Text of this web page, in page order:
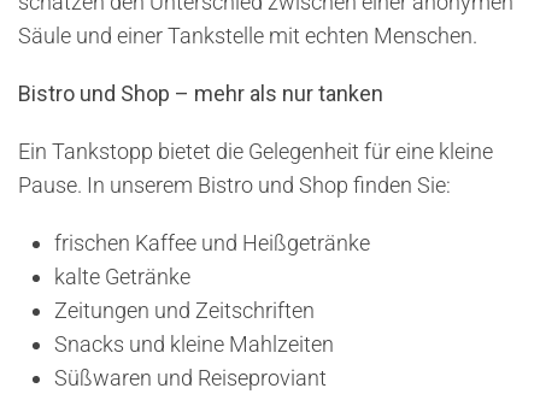
Säule und einer Tankstelle mit echten Menschen.
Bistro und Shop – mehr als nur tanken
Ein Tankstopp bietet die Gelegenheit für eine kleine
Pause. In unserem Bistro und Shop finden Sie:
frischen Kaffee und Heißgetränke
kalte Getränke
Zeitungen und Zeitschriften
Snacks und kleine Mahlzeiten
Süßwaren und Reiseproviant